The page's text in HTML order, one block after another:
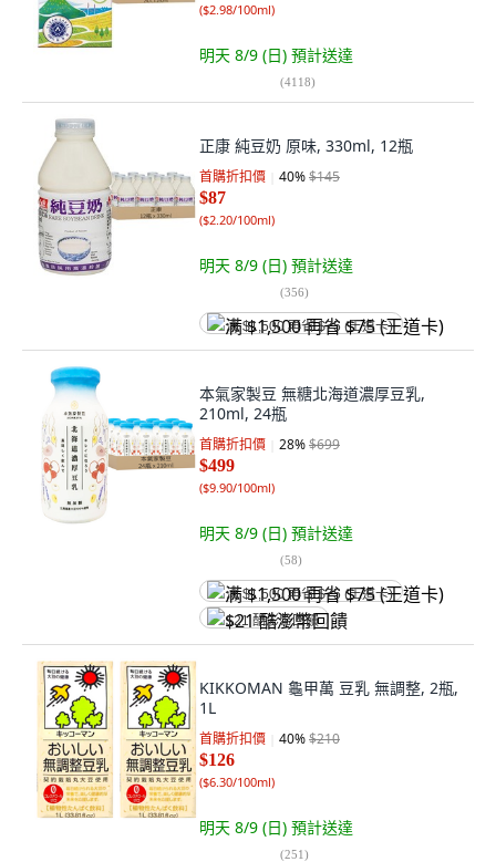
($2.98/100ml)
明天 8/9 (日) 預計送達
(4118)
正康 純豆奶 原味, 330ml, 12瓶
首購折扣價 40%$145
$87
($2.20/100ml)
明天 8/9 (日) 預計送達
(356)
满 $1,500 再省 $75 (王道卡)
本氣家製豆 無糖北海道濃厚豆乳,
210ml, 24瓶
首購折扣價 28%$699
$499
($9.90/100ml)
明天 8/9 (日) 預計送達
(58)
满 $1,500 再省 $75 (王道卡)
$21 酷澎幣回饋
KIKKOMAN 龜甲萬 豆乳 無調整, 2瓶,
1L
首購折扣價 40%$210
$126
($6.30/100ml)
明天 8/9 (日) 預計送達
(251)